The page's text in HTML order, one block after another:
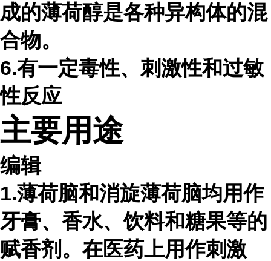
成的薄荷醇是各种异构体的混
合物。
6.有一定毒性、刺激性和过敏
性反应
主要用途
编辑
1.薄荷脑和消旋薄荷脑均用作
牙膏、香水、饮料和糖果等的
赋香剂。在医药上用作刺激